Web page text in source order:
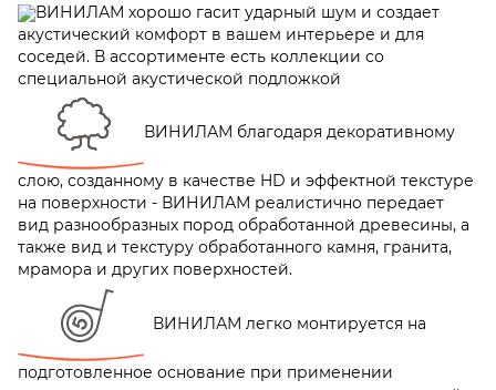
ВИНИЛАМ хорошо гасит ударный шум и создает
акустический комфорт в вашем интерьере и для
соседей. В ассортименте есть коллекции со
специальной акустической подложкой
ВИНИЛАМ благодаря декоративному
слою, созданному в качестве HD и эффектной текстуре
на поверхности - ВИНИЛАМ реалистично передает
вид разнообразных пород обработанной древесины, а
также вид и текстуру обработанного камня, гранита,
мрамора и других поверхностей.
ВИНИЛАМ легко монтируется на
подготовленное основание при применении